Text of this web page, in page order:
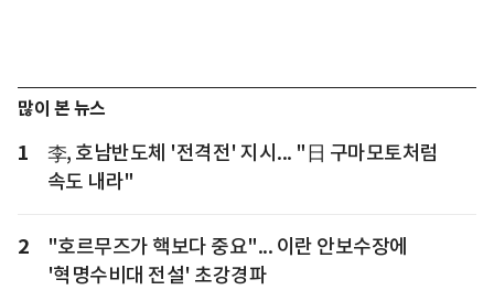
많이 본 뉴스
1
李, 호남반도체 '전격전' 지시... "日 구마모토처럼
속도 내라"
2
"호르무즈가 핵보다 중요"... 이란 안보수장에
'혁명수비대 전설' 초강경파